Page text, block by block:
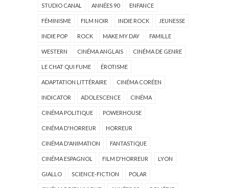
STUDIO CANAL ANNÉES 90 ENFANCE
FÉMINISME FILM NOIR INDIE ROCK JEUNESSE
INDIE POP ROCK MAKE MY DAY FAMILLE
WESTERN CINÉMA ANGLAIS CINÉMA DE GENRE
LE CHAT QUI FUME ÉROTISME
ADAPTATION LITTÉRAIRE CINÉMA CORÉEN
INDICATOR ADOLESCENCE CINÉMA
CINÉMA POLITIQUE POWERHOUSE
CINÉMA D'HORREUR HORREUR
CINÉMA D'ANIMATION FANTASTIQUE
CINÉMA ESPAGNOL FILM D'HORREUR LYON
GIALLO SCIENCE-FICTION POLAR